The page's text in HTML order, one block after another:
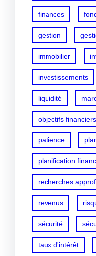
finances
gestion
immobilier
investissements
liquidité
objectifs financiers
patience
planification
recherches
revenus
sécurité
taux d'intérêt